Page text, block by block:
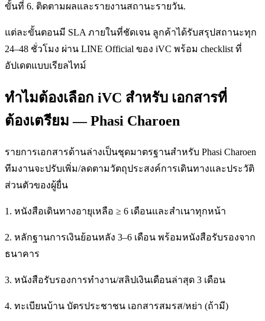
ขั้นที่ 6. ติดตามผลและรายงานสถานะรายวัน.
แต่ละขั้นตอนมี SLA ภายในที่ชัดเจน ลูกค้าได้รับสรุปสถานะทุก
24–48 ชั่วโมง ผ่าน LINE Official ของ iVC พร้อม checklist ที่
อัปเดตแบบเรียลไทม์
ทำไมต้องเลือก iVC สำหรับ เอกสารที่
ต้องเตรียม — Phasi Charoen
รายการเอกสารด้านล่างเป็นชุดมาตรฐานสำหรับ Phasi Charoen
ทีมงานจะปรับเพิ่ม/ลดตามวัตถุประสงค์การเดินทางและประวัติ
ส่วนตัวของผู้ยื่น
1. หนังสือเดินทางอายุเหลือ ≥ 6 เดือนและสำเนาทุกหน้า
2. หลักฐานการเงินย้อนหลัง 3–6 เดือน พร้อมหนังสือรับรองจาก
ธนาคาร
3. หนังสือรับรองการทำงาน/สลิปเงินเดือนล่าสุด 3 เดือน
4. ทะเบียนบ้าน บัตรประชาชน เอกสารสมรส/หย่า (ถ้ามี)